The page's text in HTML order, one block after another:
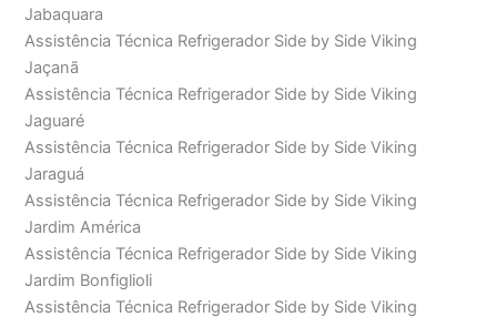
Jabaquara
Assistência Técnica Refrigerador Side by Side Viking
Jaçanã
Assistência Técnica Refrigerador Side by Side Viking
Jaguaré
Assistência Técnica Refrigerador Side by Side Viking
Jaraguá
Assistência Técnica Refrigerador Side by Side Viking
Jardim América
Assistência Técnica Refrigerador Side by Side Viking
Jardim Bonfiglioli
Assistência Técnica Refrigerador Side by Side Viking